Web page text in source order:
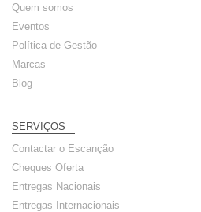
Quem somos
Eventos
Política de Gestão
Marcas
Blog
SERVIÇOS
Contactar o Escanção
Cheques Oferta
Entregas Nacionais
Entregas Internacionais